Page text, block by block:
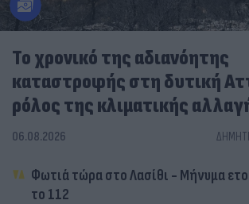
Το χρονικό της αδιανόητης
καταστροφής στη δυτική
ρόλος της κλιματικής
06.08.2026
Φωτιά τώρα στο Λασίθι - Μήνυμα
το 112